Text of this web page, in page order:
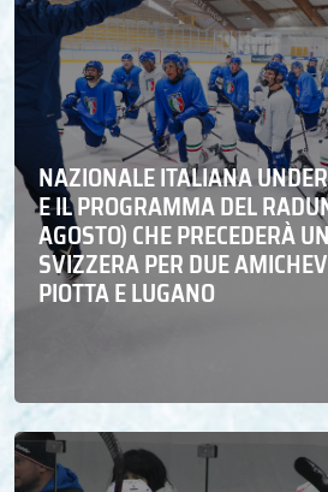
NAZIONALE ITALIANA
E IL PROGRAMMA DEL
AGOSTO) CHE PRECEDERÀ
SVIZZERA PER DUE
PIOTTA E LUGANO